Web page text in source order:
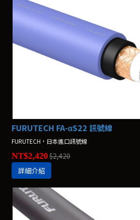
FURUTECH FA-αS22 訊號線
FURUTECH，日本進口訊號線
NT$2,420$2,420
詳細介紹